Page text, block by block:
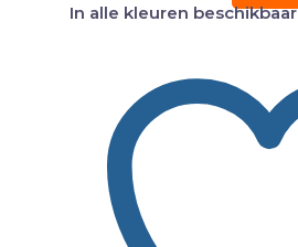
In alle kleuren beschikbaar